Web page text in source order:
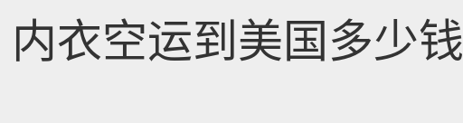
内衣空运到美国多少钱